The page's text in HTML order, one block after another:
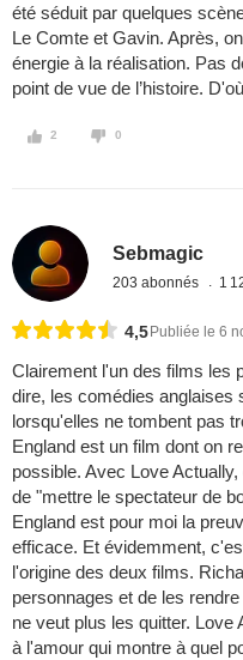
été séduit par quelques
Le Comte et Gavin. Après,
énergie à la réalisation. Pas
point de vue de l’histoire.
2 0
Sebmagic
203 abonnés 1
4,5 Publiée le 6
Clairement l'un des films les
dire, les comédies
lorsqu'elles ne tombent pas
England est un film dont on
possible. Avec Love
de "mettre le spectateur de
England est pour moi la
efficace. Et évidemment,
l'origine des deux films.
personnages et de les
ne veut plus les quitter. Love
à l'amour qui montre à quel